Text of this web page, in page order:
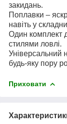
закидань.
Поплавки –
навіть у
Один комплект
стилями ловлі.
Універсальний
будь-яку пору
Приховати